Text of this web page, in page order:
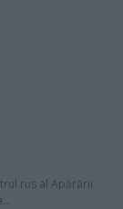
rus al Apărării